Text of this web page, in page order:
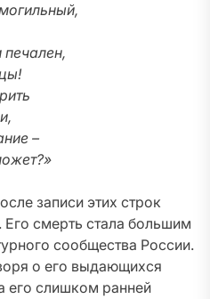
печален,
–
записи этих строк
смерть стала большим
сообщества России.
о его выдающихся
его слишком ранней